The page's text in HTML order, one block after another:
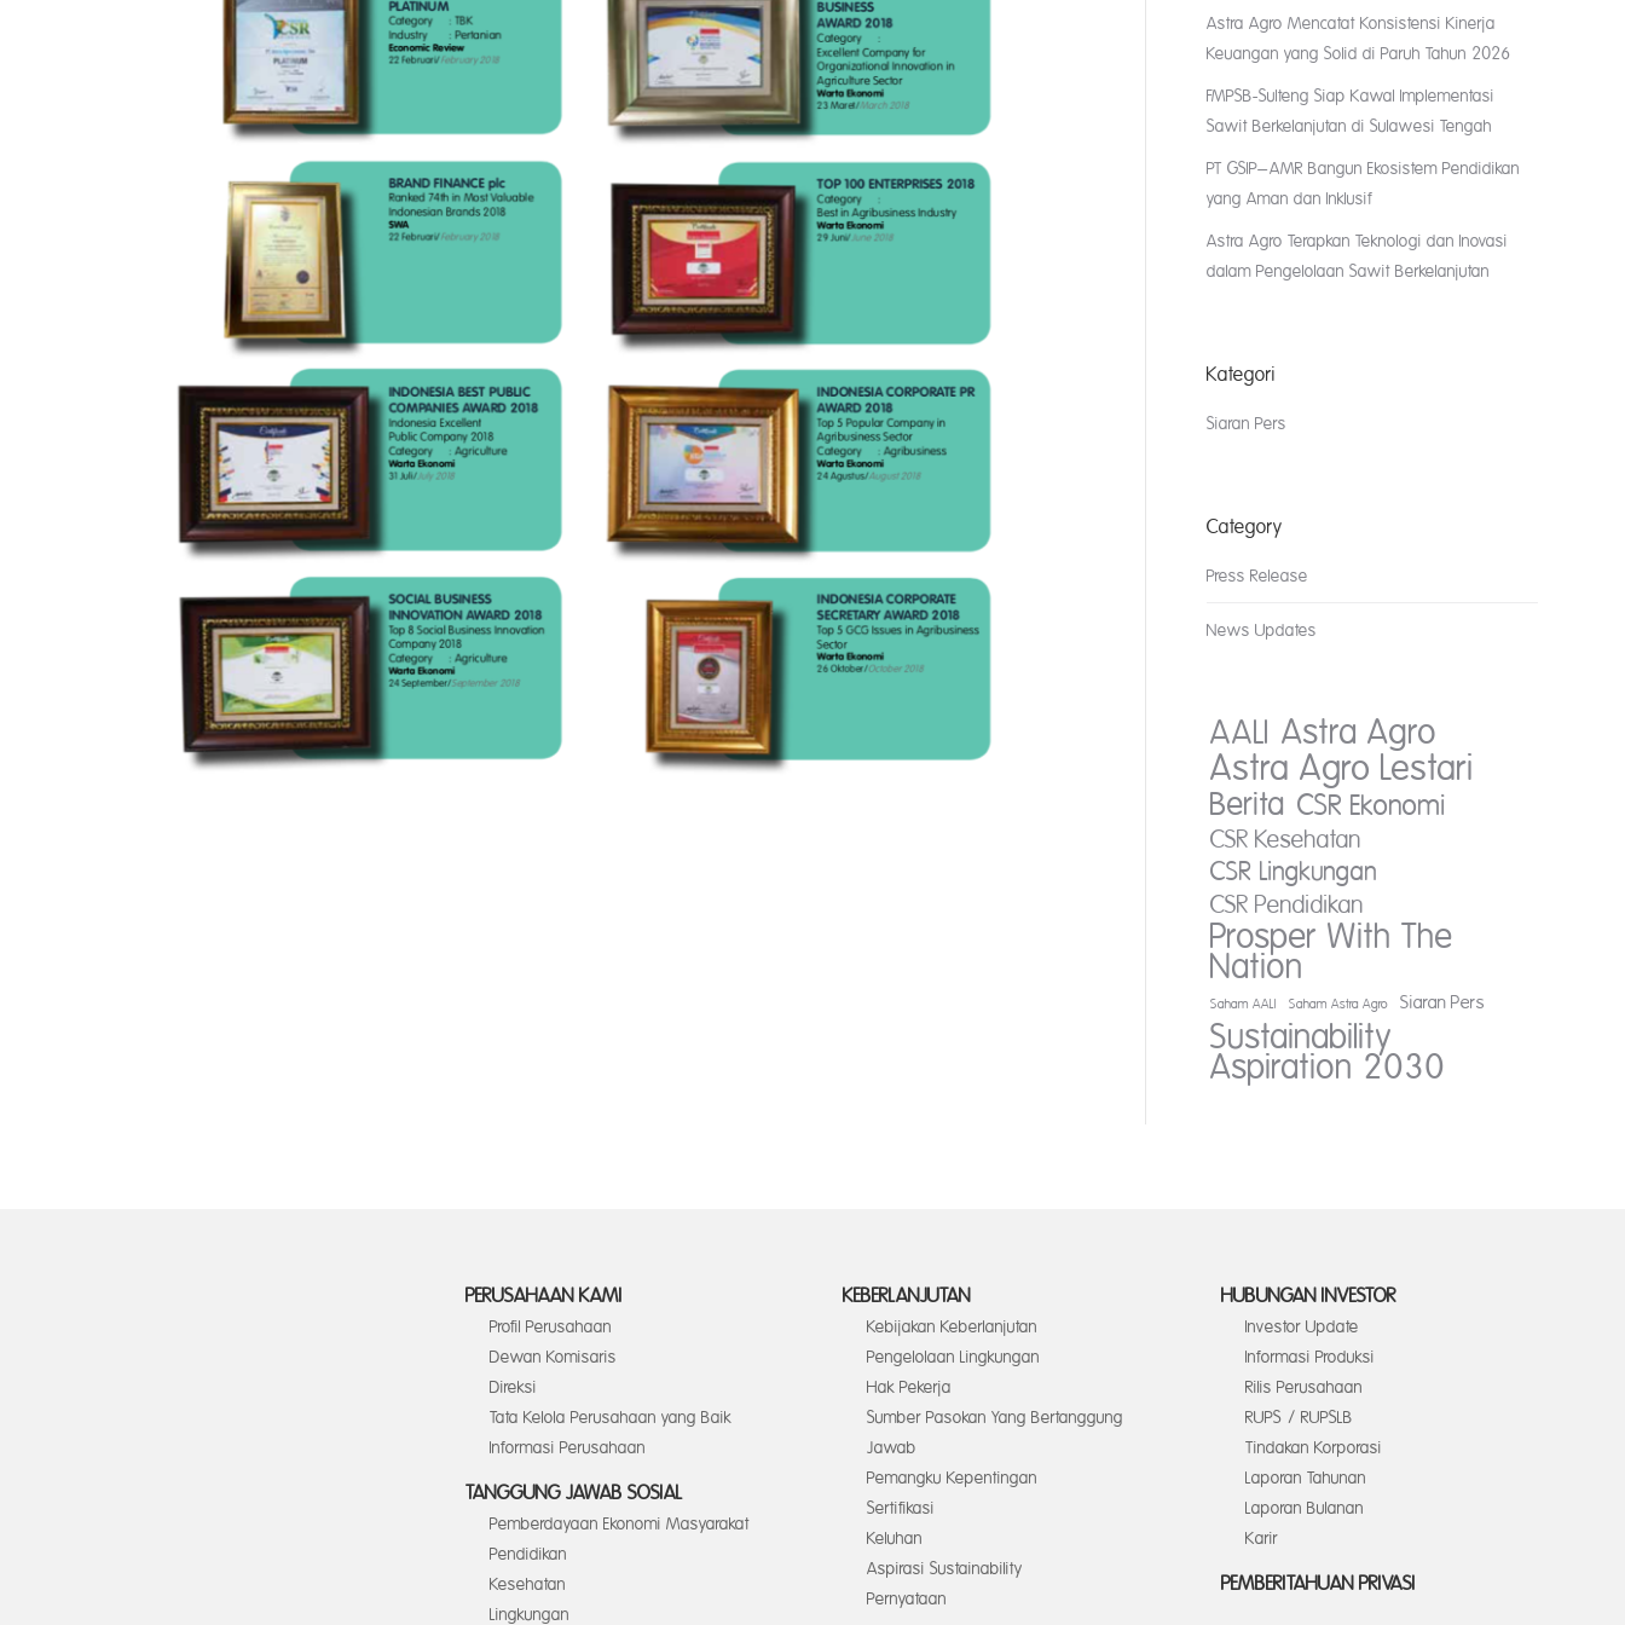
Astra Agro Mencatat Konsistensi Kinerja
Keuangan yang Solid di Paruh Tahun 2026
FMPSB-Sulteng Siap Kawal Implementasi
Sawit Berkelanjutan di Sulawesi Tengah
PT GSIP–AMR Bangun Ekosistem Pendidikan
yang Aman dan Inklusif
Astra Agro Terapkan Teknologi dan Inovasi
dalam Pengelolaan Sawit Berkelanjutan
Kategori
Siaran Pers
Category
Press Release
News Updates
AALI Astra Agro
Astra Agro Lestari
Berita CSR Ekonomi
CSR Kesehatan
CSR Lingkungan
CSR Pendidikan
Prosper With The
Nation
Saham AALI Saham Astra Agro Siaran Pers
Sustainability
Aspiration 2030
PERUSAHAAN KAMI
Profil Perusahaan
Dewan Komisaris
Direksi
Tata Kelola Perusahaan yang Baik
Informasi Perusahaan
TANGGUNG JAWAB SOSIAL
Pemberdayaan Ekonomi Masyarakat
Pendidikan
Kesehatan
Lingkungan
KEBERLANJUTAN
Kebijakan Keberlanjutan
Pengelolaan Lingkungan
Hak Pekerja
Sumber Pasokan Yang Bertanggung
Jawab
Pemangku Kepentingan
Sertifikasi
Keluhan
Aspirasi Sustainability
Pernyataan
HUBUNGAN INVESTOR
Investor Update
Informasi Produksi
Rilis Perusahaan
RUPS / RUPSLB
Tindakan Korporasi
Laporan Tahunan
Laporan Bulanan
Karir
PEMBERITAHUAN PRIVASI